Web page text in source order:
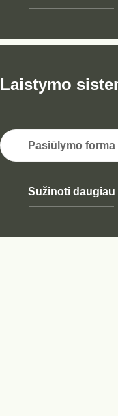
Laistymo
Pasiūlymo forma
Sužinoti daugiau